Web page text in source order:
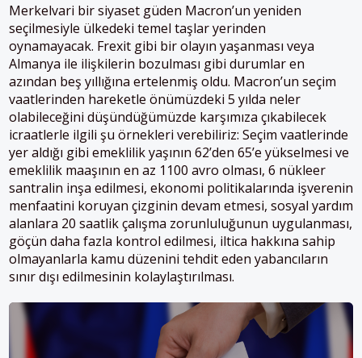
Merkelvari bir siyaset güden Macron’un yeniden
seçilmesiyle ülkedeki temel taşlar yerinden
oynamayacak. Frexit gibi bir olayın yaşanması veya
Almanya ile ilişkilerin bozulması gibi durumlar en
azından beş yıllığına ertelenmiş oldu. Macron’un seçim
vaatlerinden hareketle önümüzdeki 5 yılda neler
olabileceğini düşündüğümüzde karşımıza çıkabilecek
icraatlerle ilgili şu örnekleri verebiliriz: Seçim vaatlerinde
yer aldığı gibi emeklilik yaşının 62’den 65’e yükselmesi ve
emeklilik maaşının en az 1100 avro olması, 6 nükleer
santralin inşa edilmesi, ekonomi politikalarında işverenin
menfaatini koruyan çizginin devam etmesi, sosyal yardım
alanlara 20 saatlik çalışma zorunluluğunun uygulanması,
göçün daha fazla kontrol edilmesi, iltica hakkına sahip
olmayanlarla kamu düzenini tehdit eden yabancıların
sınır dışı edilmesinin kolaylaştırılması.